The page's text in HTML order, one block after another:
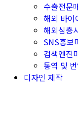
수출전문
해외 바이
해외심층
SNS홍보
검색엔진
통역 및
디자인 제작